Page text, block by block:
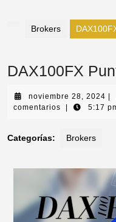
Brokers
DAX100FX
noviembre 28, 2024
comentarios
5:17
Categorías: Brokers